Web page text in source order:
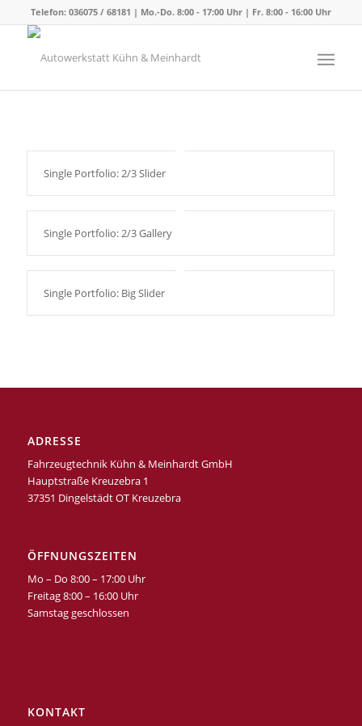
Telefon: 036075 / 68181 | Mo.-Do. 8:00 - 17:00 Uhr | Fr. 8:00 - 16:00 Uhr
Single Portfolio: 2/3 Slider
Single Portfolio: 2/3 Gallery
Single Portfolio: Big Slider
ADRESSE
Fahrzeugtechnik Kühn & Meinhardt GmbH
Hauptstraße Kreuzebra 1
37351 Dingelstädt OT Kreuzebra
ÖFFNUNGSZEITEN
Mo – Do 8:00 – 17:00 Uhr
Freitag 8:00 – 16:00 Uhr
Samstag geschlossen
KONTAKT